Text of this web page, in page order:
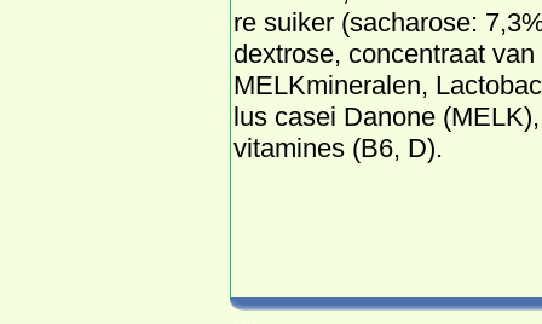
re sui­ker (sa­cha­ro­se:
dex­tro­se, con­cen­traat van
MELKmi­ne­ra­len,
lus ca­s­ei Da­no­ne (MELK),
vi­ta­mi­nes (B6, D).